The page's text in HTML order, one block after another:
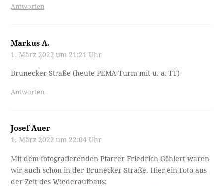
Antworten
Markus A.
1. März 2022 um 21:21 Uhr
Brunecker Straße (heute PEMA-Turm mit u. a. TT)
Antworten
Josef Auer
1. März 2022 um 22:04 Uhr
Mit dem fotografierenden Pfarrer Friedrich Göhlert waren
wir auch schon in der Brunecker Straße. Hier ein Foto aus
der Zeit des Wiederaufbaus: